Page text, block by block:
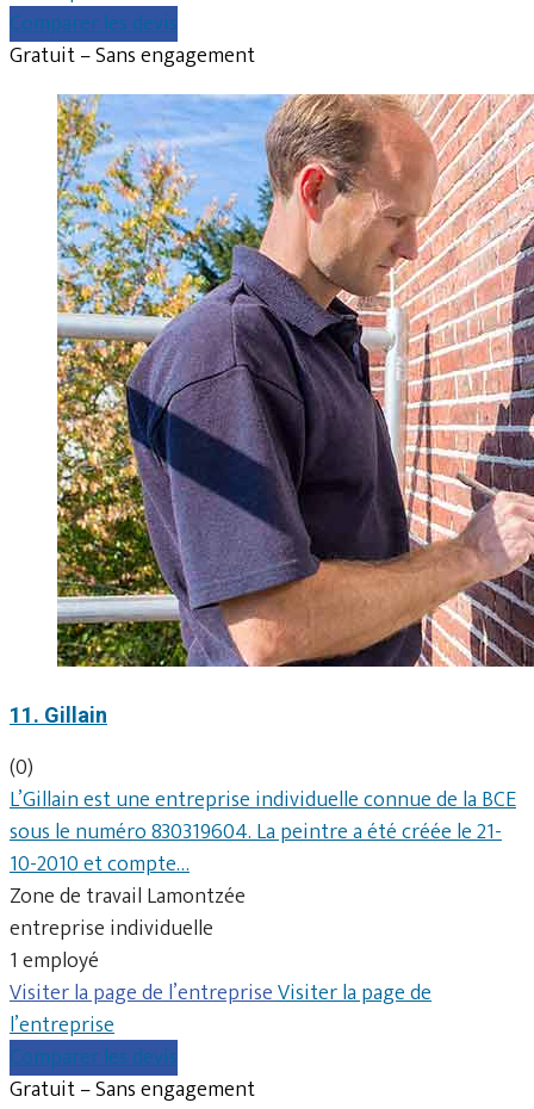
Comparer les devis
Gratuit – Sans engagement
11. Gillain
(0)
L’Gillain est une entreprise individuelle connue de la BCE
sous le numéro 830319604. La peintre a été créée le 21-
10-2010 et compte…
Zone de travail Lamontzée
entreprise individuelle
1 employé
Visiter la page de l’entrepriseVisiter la page de
l’entreprise
Comparer les devis
Gratuit – Sans engagement